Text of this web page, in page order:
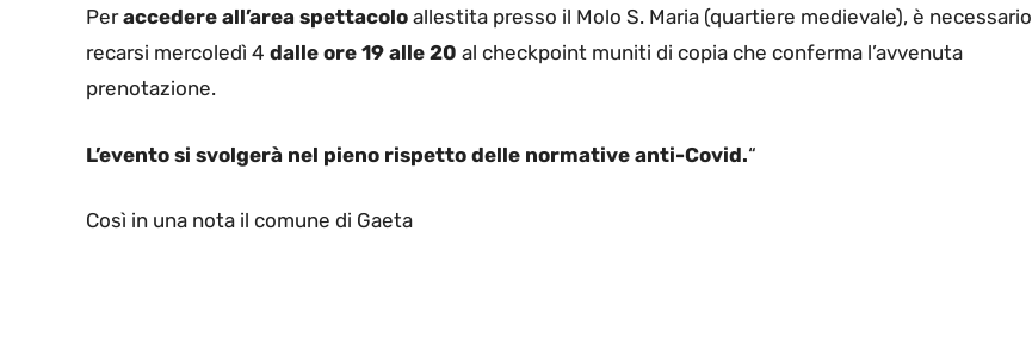
Peraccedere all’area spettacolo allestita presso il Molo S. Maria (quartiere medievale), è necessario
recarsi mercoledì 4 dalle ore 19 alle 20 al checkpoint muniti di copia che conferma l’avvenuta
prenotazione.
L’evento si svolgerà nel pieno rispetto delle normative anti-Covid.“
Così in una nota il comune di Gaeta